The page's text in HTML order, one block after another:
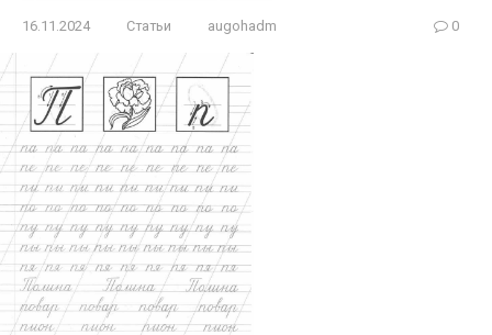
16.11.2024 Статьи augohadm 0